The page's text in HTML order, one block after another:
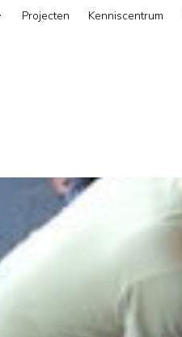
Projecten Kenniscentrum